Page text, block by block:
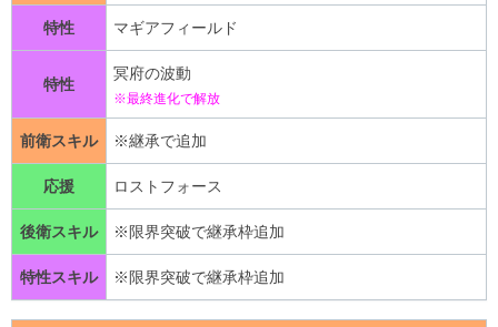
特性 マギアフィールド
特性
冥府の波動
※最終進化で解放
前衛スキル ※継承で追加
応援 ロストフォース
後衛スキル ※限界突破で継承枠追加
特性スキル ※限界突破で継承枠追加